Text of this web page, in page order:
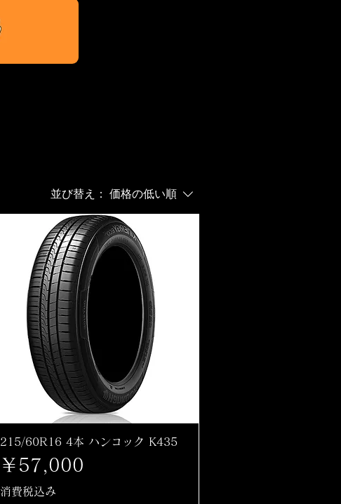
並び替え： 価格の低い順
215/60R16 4本 ハンコック K435
価格
￥57,000
消費税込み